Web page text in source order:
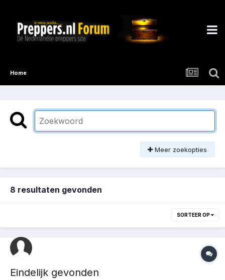
Home
Meer zoekopties
8 resultaten gevonden
SORTEER OP
Eindelijk gevonden